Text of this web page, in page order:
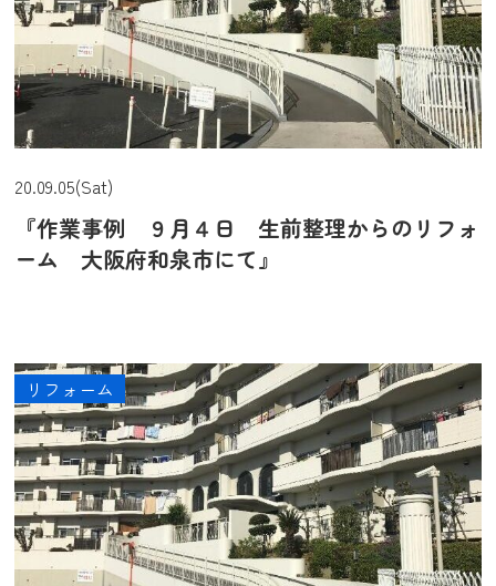
20.09.05(Sat)
『作業事例 ９月４日 生前整理からのリフォ
ーム 大阪府和泉市にて』
リフォーム